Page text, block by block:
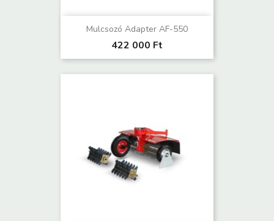
Mulcsozó Adapter AF-550
422 000 Ft